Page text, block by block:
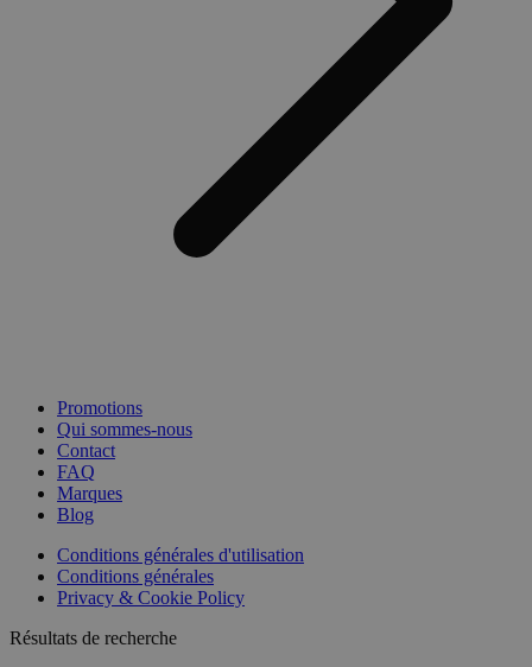
Promotions
Qui sommes-nous
Contact
FAQ
Marques
Blog
Conditions générales d'utilisation
Conditions générales
Privacy & Cookie Policy
Résultats de recherche